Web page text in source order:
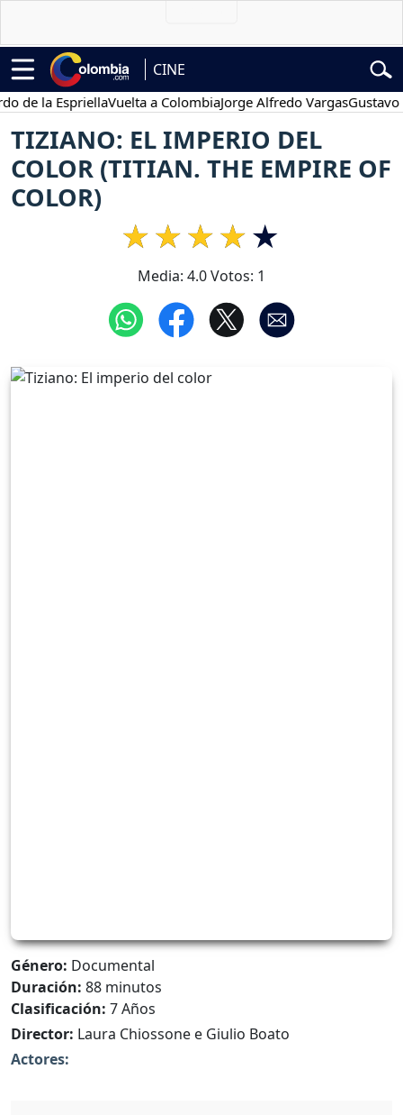
CINE
la EspriellaVuelta a ColombiaJorge Alfredo VargasGustavo
TIZIANO: EL IMPERIO DEL
COLOR (TITIAN. THE EMPIRE OF
COLOR)
Media: 4.0Votos: 1
Género: Documental
Duración: 88 minutos
Clasificación: 7 Años
Director: Laura Chiossone e Giulio Boato
Actores: